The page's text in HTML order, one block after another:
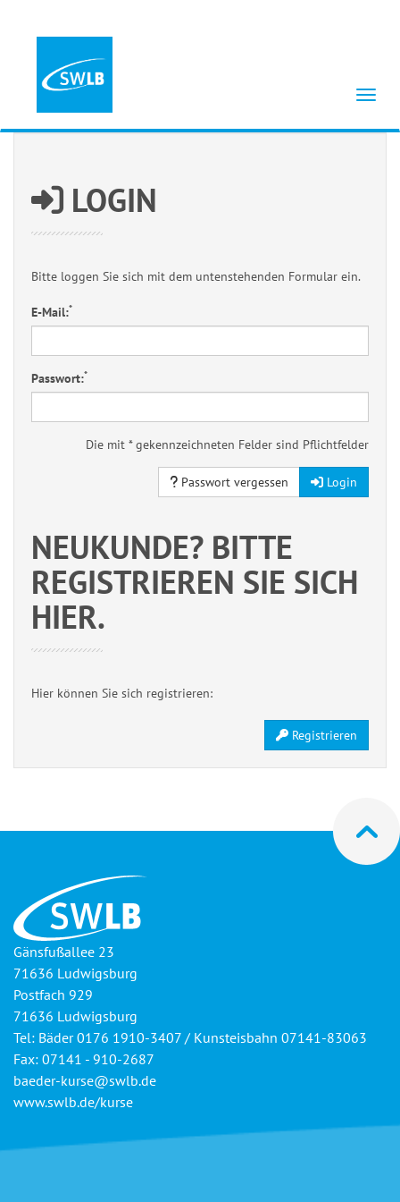
Menü
LOGIN
Bitte loggen Sie sich mit dem untenstehenden Formular ein.
E-Mail:*
Passwort:*
Die mit * gekennzeichneten Felder sind Pflichtfelder
Passwort vergessen Login
NEUKUNDE? BITTE
REGISTRIEREN SIE SICH
HIER.
Hier können Sie sich registrieren:
Registrieren
Gänsfußallee 23
71636 Ludwigsburg
Postfach 929
71636 Ludwigsburg
Tel: Bäder 0176 1910-3407 / Kunsteisbahn 07141-83063
Fax: 07141 - 910-2687
baeder-kurse@swlb.de
www.swlb.de/kurse